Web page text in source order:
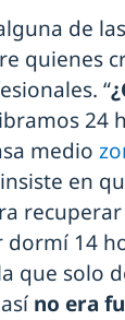
de
quienes
“
24
medio
en
dormí 14
que solo
no era